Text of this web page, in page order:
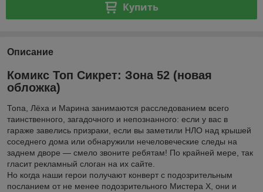
Купить
Описание
Комикс Топ Сикрет: Зона 52 (новая
обложка)
Топа, Лёха и Марина занимаются расследованием всего
таинственного, загадочного и непознанного: если у вас в
гараже завелись призраки, если вы заметили НЛО над крышей
соседнего дома или обнаружили нечеловеческие следы на
заднем дворе — смело звоните ребятам! По крайней мере, так
гласит рекламный слоган на их сайте.
Но когда наши герои получают конверт с подозрительным
посланием от не менее подозрительного Мистера Х, они и